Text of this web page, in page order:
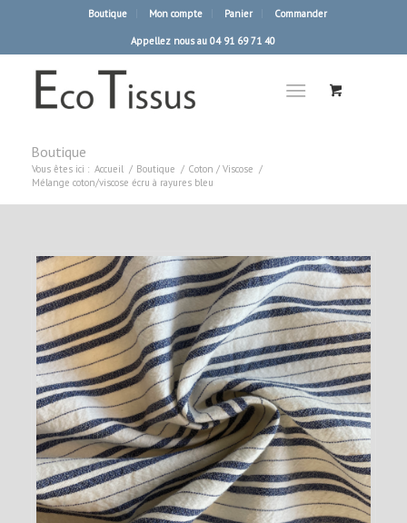
Boutique Mon compte Panier Commander
Appellez nous au 04 91 69 71 40
Boutique
Vous êtes ici : Accueil / Boutique / Coton / Viscose /
Mélange coton/viscose écru à rayures bleu